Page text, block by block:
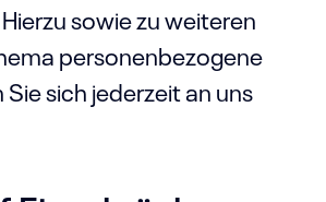
sowie zu weiteren
personenbezogene
sich jederzeit an uns